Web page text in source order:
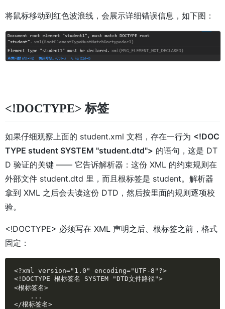
将鼠标移动到红色波浪线，会展示详细错误信息，如下图：
<!DOCTYPE> 标签
如果仔细观察上面的 student.xml 文档，存在一行为 <!DOC
TYPE student SYSTEM "student.dtd"> 的语句，这是 DT
D 验证的关键 —— 它告诉解析器：这份 XML 的约束规则在
外部文件 student.dtd 里，而且根标签是 student。解析器
拿到 XML 之后会去读这份 DTD，然后按里面的规则逐项校
验。
<!DOCTYPE> 必须写在 XML 声明之后、根标签之前，格式
固定：
<?xml version="1.0" encoding="UTF-8"?>
<!DOCTYPE 根标签名 SYSTEM "DTD文件路径">
<根标签名>
...
</根标签名>